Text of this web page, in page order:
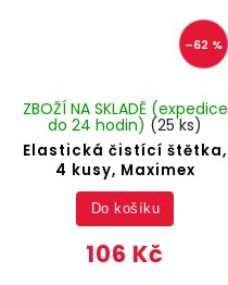
–62 %
Elastická čistící štětka,
4 kusy, Maximex
ZBOŽÍ NA SKLADĚ (expedice
do 24 hodin) (25 ks)
106 Kč
Do košíku